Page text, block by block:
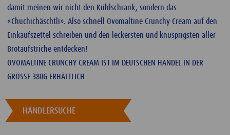
damit meinen wir nicht den Kühlschrank, sondern das
«Chuchichäschtli». Also schnell Ovomaltine Crunchy Cream auf den
Einkaufszettel schreiben und den leckersten und knusprigsten aller
Brotaufstriche entdecken!
OVOMALTINE CRUNCHY CREAM IST IM DEUTSCHEN HANDEL IN DER
GRÖSSE 380G ERHÄLTLICH
HÄNDLERSUCHE